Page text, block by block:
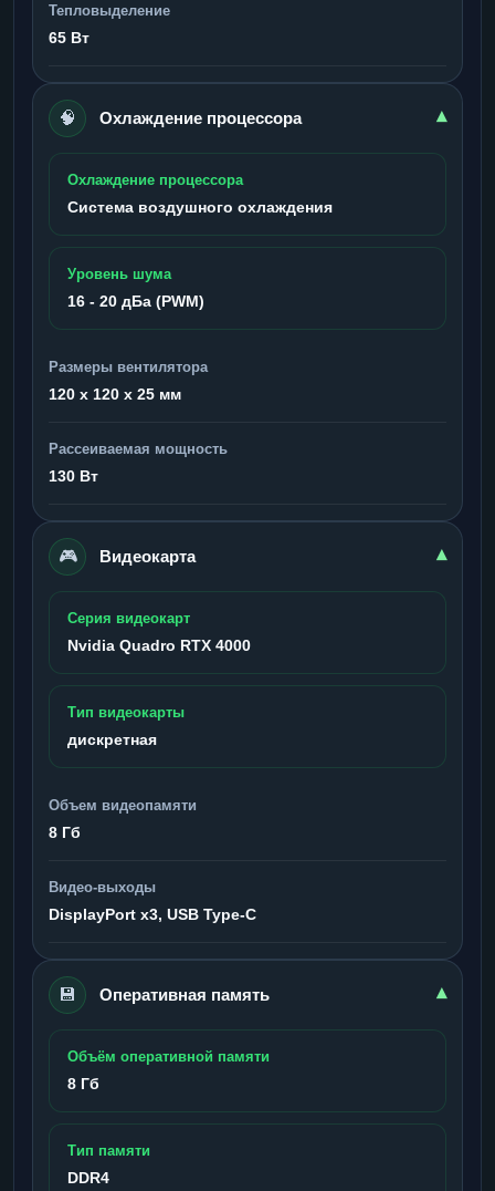
Тепловыделение
65 Вт
🧠 Охлаждение процессора ▾
Охлаждение процессора
Система воздушного охлаждения
Уровень шума
16 - 20 дБа (PWM)
Размеры вентилятора
120 x 120 x 25 мм
Рассеиваемая мощность
130 Вт
🎮 Видеокарта ▾
Серия видеокарт
Nvidia Quadro RTX 4000
Тип видеокарты
дискретная
Объем видеопамяти
8 Гб
Видео-выходы
DisplayPort x3, USB Type-C
💾 Оперативная память ▾
Объём оперативной памяти
8 Гб
Тип памяти
DDR4